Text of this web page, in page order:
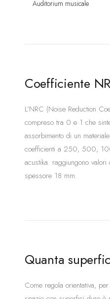
Auditorium musicale
Coefficiente
L’NRC (Noise Reduction
compreso tra 0 e 1 che
assorbimento di un
coefficienti a 250, 500,
acustika. raggiungono
spessore 18 mm.
Quanta
Come regola orientativa,